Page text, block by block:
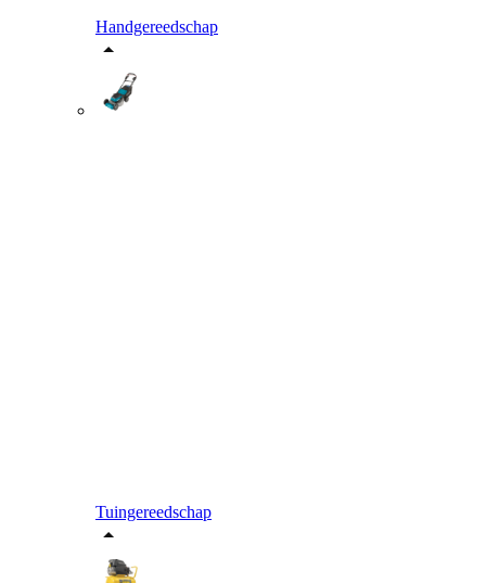
Handgereedschap
Tuingereedschap